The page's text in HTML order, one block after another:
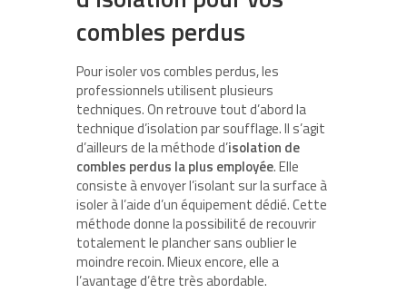
combles perdus
Pour isoler vos combles perdus, les
professionnels utilisent plusieurs
techniques. On retrouve tout d’abord la
technique d’isolation par soufflage. Il s’agit
d’ailleurs de la méthode d’isolation de
combles perdus la plus employée. Elle
consiste à envoyer l’isolant sur la surface à
isoler à l’aide d’un équipement dédié. Cette
méthode donne la possibilité de recouvrir
totalement le plancher sans oublier le
moindre recoin. Mieux encore, elle a
l’avantage d’être très abordable.